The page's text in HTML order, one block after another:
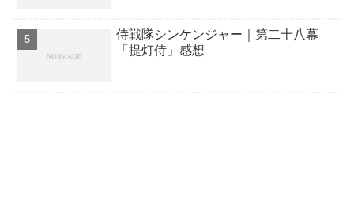
侍戦隊シンケンジャー｜第二十八幕
「提灯侍」感想